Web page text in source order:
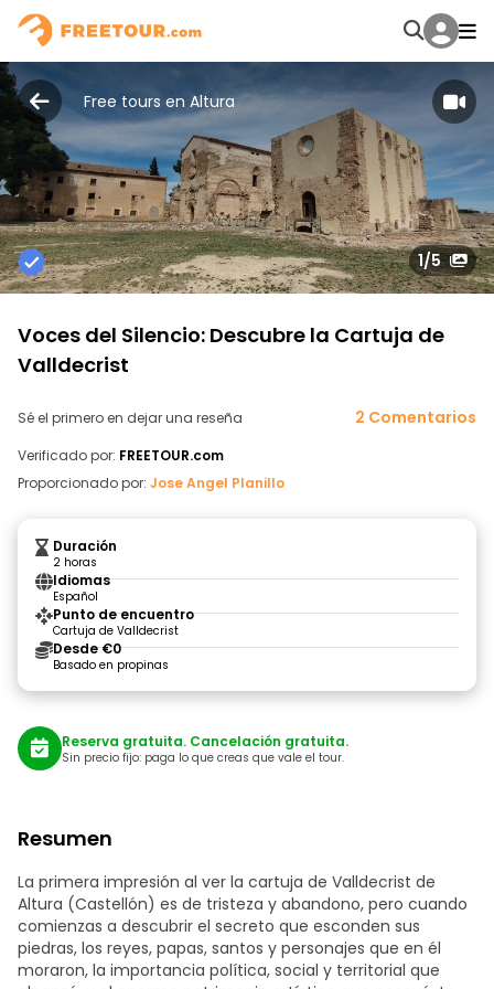
Free tours en Altura
1/5
Voces del Silencio: Descubre la Cartuja de
Valldecrist
Sé el primero en dejar una reseña 2 Comentarios
Verificado por: FREETOUR.com
Proporcionado por: Jose Angel Planillo
Duración
2 horas
Idiomas
Español
Punto de encuentro
Cartuja de Valldecrist
Desde €0
Basado en propinas
Reserva gratuita. Cancelación gratuita.
Sin precio fijo: paga lo que creas que vale el tour.
Resumen
La primera impresión al ver la cartuja de Valldecrist de
Altura (Castellón) es de tristeza y abandono, pero cuando
comienzas a descubrir el secreto que esconden sus
piedras, los reyes, papas, santos y personajes que en él
moraron, la importancia política, social y territorial que